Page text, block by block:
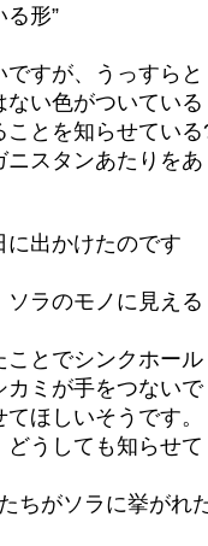
形”
すが、うっすらと
い色がついている
とを知らせている
スタンあたりをあ
に出かけたのです
ソラのモノに見える
ことでシンクホール
カミが手をつないで
ほしいそうです。
うしても知らせて
ちがソラに挙がれ